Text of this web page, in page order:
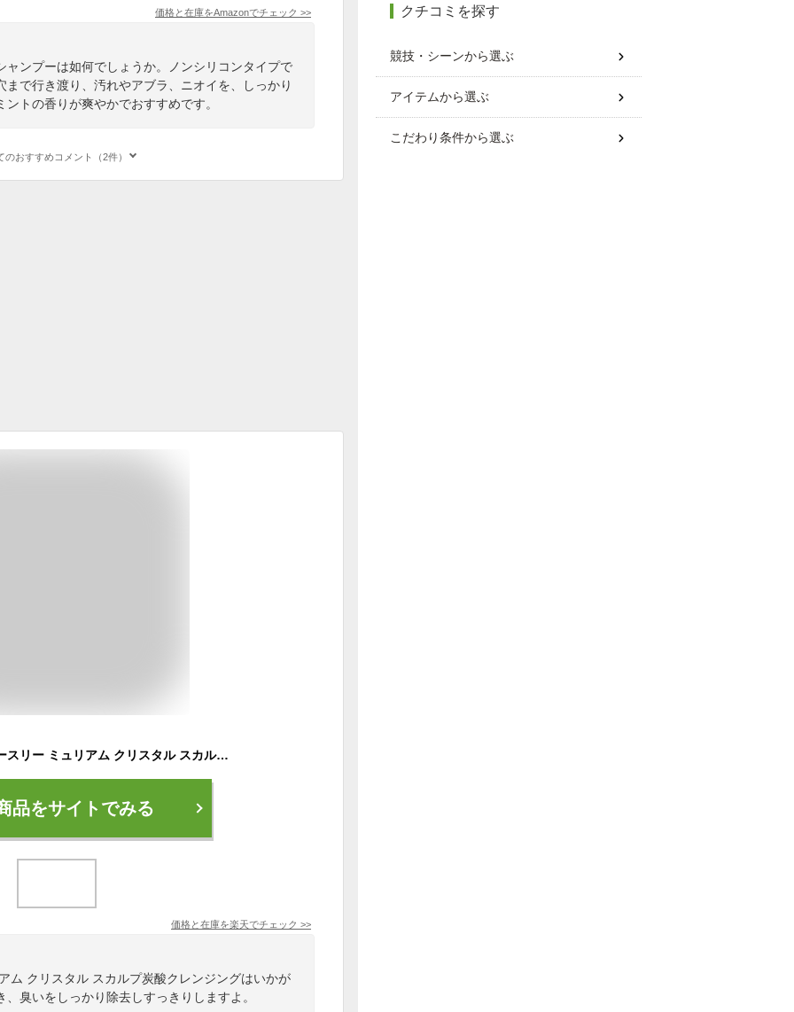
価格と在庫をAmazonでチェック >>
ャンプーは如何でしょうか。ノンシリコンタイプで
で行き渡り、汚れやアブラ、ニオイを、しっかり
トの香りが爽やかでおすすめです。
のおすすめコメント（2件）
土日祝日出荷 ナンバースリー ミュリアム クリスタル スカルプ炭酸クレンジング 250g (ナンバースリー ノンシリコン シャンプー 頭皮クレンジング 美容室専売 炭酸シャンプー フケ ふけ かゆみ 頭皮ケア スカルプシャンプー shampoo サロン専売品)
品をサイトでみる
価格と在庫を楽天でチェック >>
ム クリスタル スカルプ炭酸クレンジングはいかが
臭いをしっかり除去しすっきりしますよ。
クチコミを探す
競技・シーンから選ぶ
アイテムから選ぶ
こだわり条件から選ぶ